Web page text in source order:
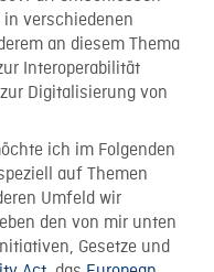
verschiedenen
an diesem Thema
Interoperabilität
Digitalisierung von
ich im Folgenden
auf Themen
Umfeld wir
den von mir unten
Gesetze und